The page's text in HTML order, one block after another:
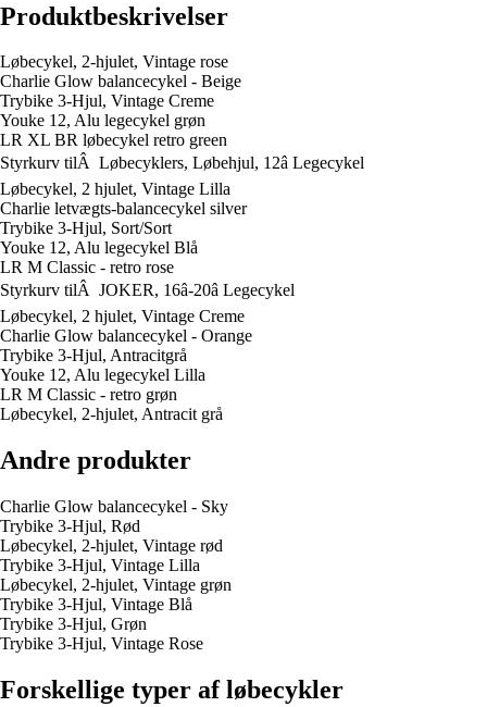
Produktbeskrivelser
Løbecykel, 2-hjulet, Vintage rose
Charlie Glow balancecykel - Beige
Trybike 3-Hjul, Vintage Creme
Youke 12, Alu legecykel grøn
LR XL BR løbecykel retro green
Styrkurv tilÂ Løbecyklers, Løbehjul, 12â Legecykel
Løbecykel, 2 hjulet, Vintage Lilla
Charlie letvægts-balancecykel silver
Trybike 3-Hjul, Sort/Sort
Youke 12, Alu legecykel Blå
LR M Classic - retro rose
Styrkurv tilÂ JOKER, 16â-20â Legecykel
Løbecykel, 2 hjulet, Vintage Creme
Charlie Glow balancecykel - Orange
Trybike 3-Hjul, Antracitgrå
Youke 12, Alu legecykel Lilla
LR M Classic - retro grøn
Løbecykel, 2-hjulet, Antracit grå
Andre produkter
Charlie Glow balancecykel - Sky
Trybike 3-Hjul, Rød
Løbecykel, 2-hjulet, Vintage rød
Trybike 3-Hjul, Vintage Lilla
Løbecykel, 2-hjulet, Vintage grøn
Trybike 3-Hjul, Vintage Blå
Trybike 3-Hjul, Grøn
Trybike 3-Hjul, Vintage Rose
Forskellige typer af løbecykler